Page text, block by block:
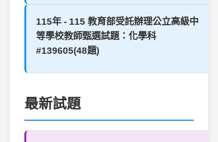
115年 - 115 教育部受託辦理公立高級中
等學校教師甄選試題：化學科
#139605(48題)
最新試題